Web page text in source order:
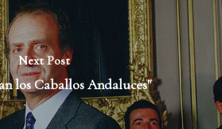
Next Post
los Caballos Andaluces"